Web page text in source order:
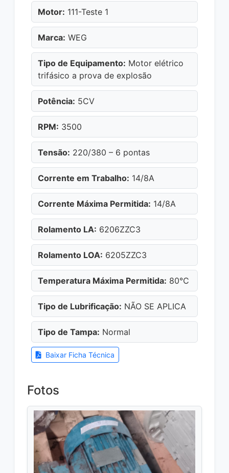
Motor: 111-Teste 1
Marca: WEG
Tipo de Equipamento: Motor elétrico
trifásico a prova de explosão
Potência: 5CV
RPM: 3500
Tensão: 220/380 – 6 pontas
Corrente em Trabalho: 14/8A
Corrente Máxima Permitida: 14/8A
Rolamento LA: 6206ZZC3
Rolamento LOA: 6205ZZC3
Temperatura Máxima Permitida: 80°C
Tipo de Lubrificação: NÃO SE APLICA
Tipo de Tampa: Normal
Baixar Ficha Técnica
Fotos